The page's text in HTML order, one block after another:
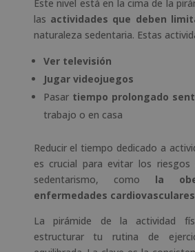
Este nivel está en la cima de la
las actividades que deben
naturaleza sedentaria. Estas
Ver televisión
Jugar videojuegos
Pasar tiempo prolongado
trabajo o en casa
Reducir el tiempo dedicado a
es crucial para evitar los riesgos
sedentarismo, como la
enfermedades cardiovasculares
La pirámide de la actividad
estructurar tu rutina de